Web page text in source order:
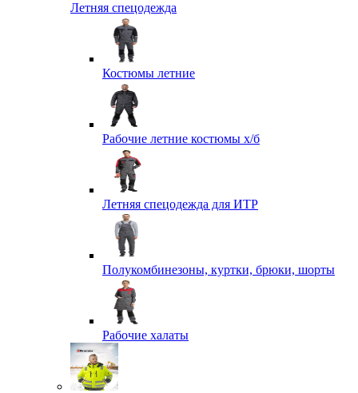
Летняя спецодежда
Костюмы летние
Рабочие летние костюмы х/б
Летняя спецодежда для ИТР
Полукомбинезоны, куртки, брюки, шорты
Рабочие халаты